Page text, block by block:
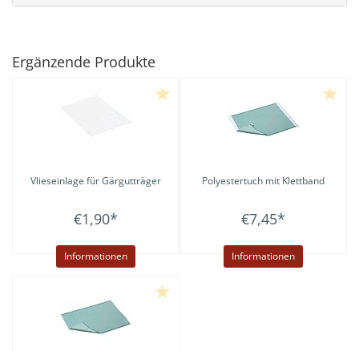
Ergänzende Produkte
Vlieseinlage für Gärgutträger
€1,90*
Informationen
Polyestertuch mit Klettband
€7,45*
Informationen